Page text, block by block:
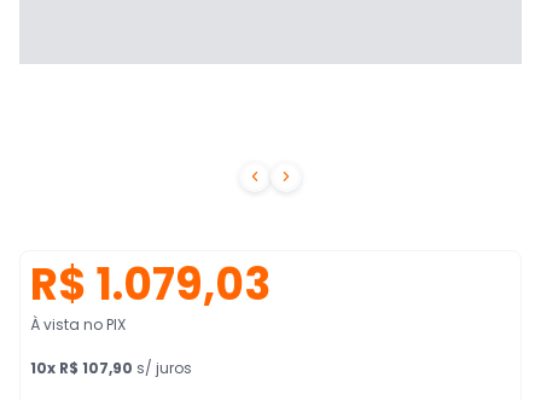
 
R$ 1.079,03
À vista no PIX
10x R$ 107,90 s/ juros